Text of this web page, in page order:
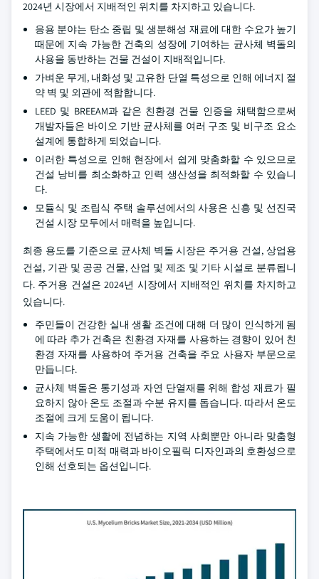
2024년 시장에서 지배적인 위치를 차지하고 있습니다.
응용 분야는 탄소 중립 및 생분해성 재료에 대한 수요가 높기
때문에 지속 가능한 건축의 성장에 기여하는 균사체 벽돌의
사용을 동반하는 건물 건설이 지배적입니다.
가벼운 무게, 내화성 및 고유한 단열 특성으로 인해 에너지 절
약 벽 및 외관에 적합합니다.
LEED 및 BREEAM과 같은 친환경 건물 인증을 채택함으로써
개발자들은 바이오 기반 균사체를 여러 구조 및 비구조 요소
설계에 통합하게 되었습니다.
이러한 특성으로 인해 현장에서 쉽게 맞춤화할 수 있으므로
건설 낭비를 최소화하고 인력 생산성을 최적화할 수 있습니
다.
모듈식 및 조립식 주택 솔루션에서의 사용은 신흥 및 선진국
건설 시장 모두에서 매력을 높입니다.
최종 용도를 기준으로 균사체 벽돌 시장은 주거용 건설, 상업용
건설, 기관 및 공공 건물, 산업 및 제조 및 기타 시설로 분류됩니
다. 주거용 건설은 2024년 시장에서 지배적인 위치를 차지하고
있습니다.
주민들이 건강한 실내 생활 조건에 대해 더 많이 인식하게 됨
에 따라 추가 건축은 친환경 자재를 사용하는 경향이 있어 친
환경 자재를 사용하여 주거용 건축을 주요 사용자 부문으로
만듭니다.
균사체 벽돌은 통기성과 자연 단열재를 위해 합성 재료가 필
요하지 않아 온도 조절과 수분 유지를 돕습니다. 따라서 온도
조절에 크게 도움이 됩니다.
지속 가능한 생활에 전념하는 지역 사회뿐만 아니라 맞춤형
주택에서도 미적 매력과 바이오필릭 디자인과의 호환성으로
인해 선호되는 옵션입니다.